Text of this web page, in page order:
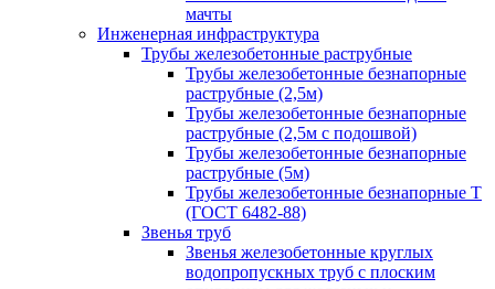
мачты
Инженерная инфраструктура
Трубы железобетонные раструбные
Трубы железобетонные безнапорные
раструбные (2,5м)
Трубы железобетонные безнапорные
раструбные (2,5м с подошвой)
Трубы железобетонные безнапорные
раструбные (5м)
Трубы железобетонные безнапорные Т
(ГОСТ 6482-88)
Звенья труб
Звенья железобетонные круглых
водопропускных труб с плоским